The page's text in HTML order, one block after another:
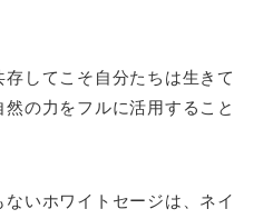
存してこそ自分たちは生きて
の力をフルに活用すること
いホワイトセージは、ネイ